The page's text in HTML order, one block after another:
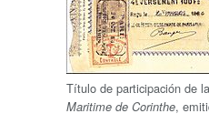
Título de participación de
Maritime de Corinthe,